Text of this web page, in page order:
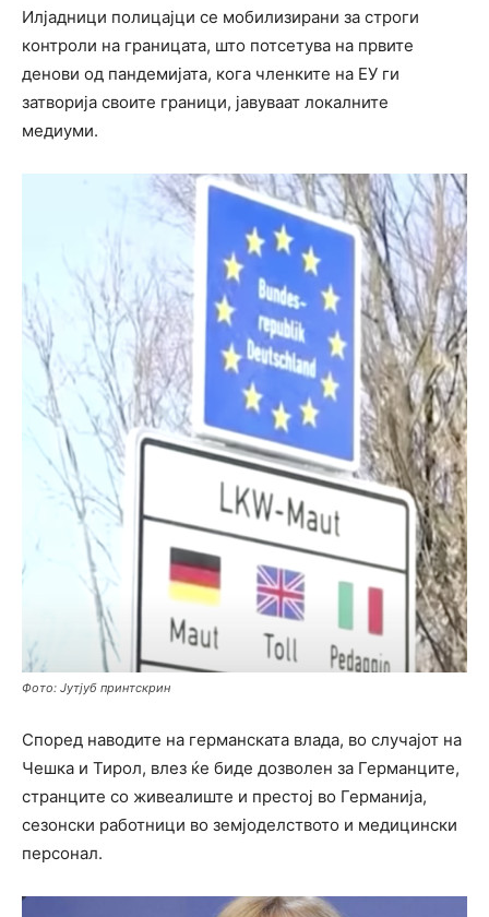
Илјадници полицајци се мобилизирани за строги
контроли на границата, што потсетува на првите
денови од пандемијата, кога членките на ЕУ ги
затворија своите граници, јавуваат локалните
медиуми.
Фото: Јутјуб принтскрин
Според наводите на германската влада, во случајот на
Чешка и Тирол, влез ќе биде дозволен за Германците,
странците со живеалиште и престој во Германија,
сезонски работници во земјоделството и медицински
персонал.